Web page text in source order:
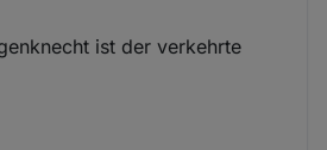
ist der verkehrte